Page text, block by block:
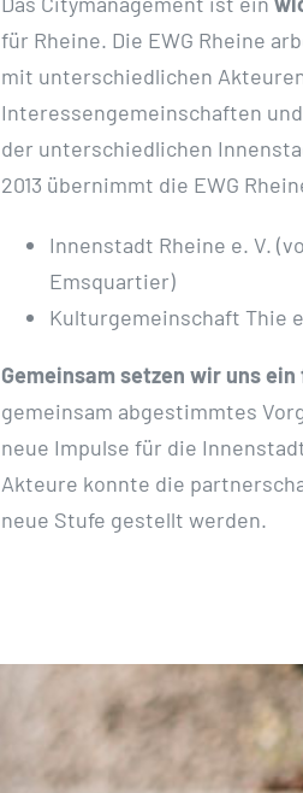
für Rheine. Die EWG Rheine
mit unterschiedlichen
Interessengemeinschaften
der unterschiedlichen
2013 übernimmt die EWG
Innenstadt Rheine e. V.
Emsquartier)
Kulturgemeinschaft Thie
Gemeinsam setzen wir uns
gemeinsam abgestimmtes
neue Impulse für die
Akteure konnte die
neue Stufe gestellt werden.